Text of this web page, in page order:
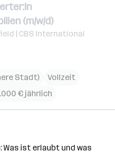
(m/w/d)
| CBS International
Stadt)
Vollzeit
€ jährlich
Was ist erlaubt und was